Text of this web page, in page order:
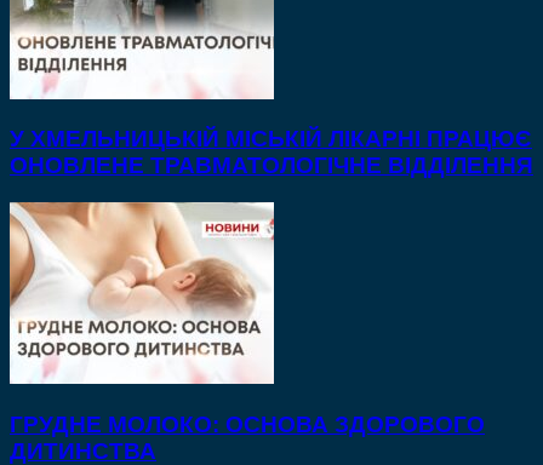
У ХМЕЛЬНИЦЬКІЙ МІСЬКІЙ ЛІКАРНІ ПРАЦЮЄ
ОНОВЛЕНЕ ТРАВМАТОЛОГІЧНЕ ВІДДІЛЕННЯ
ГРУДНЕ МОЛОКО: ОСНОВА ЗДОРОВОГО
ДИТИНСТВА